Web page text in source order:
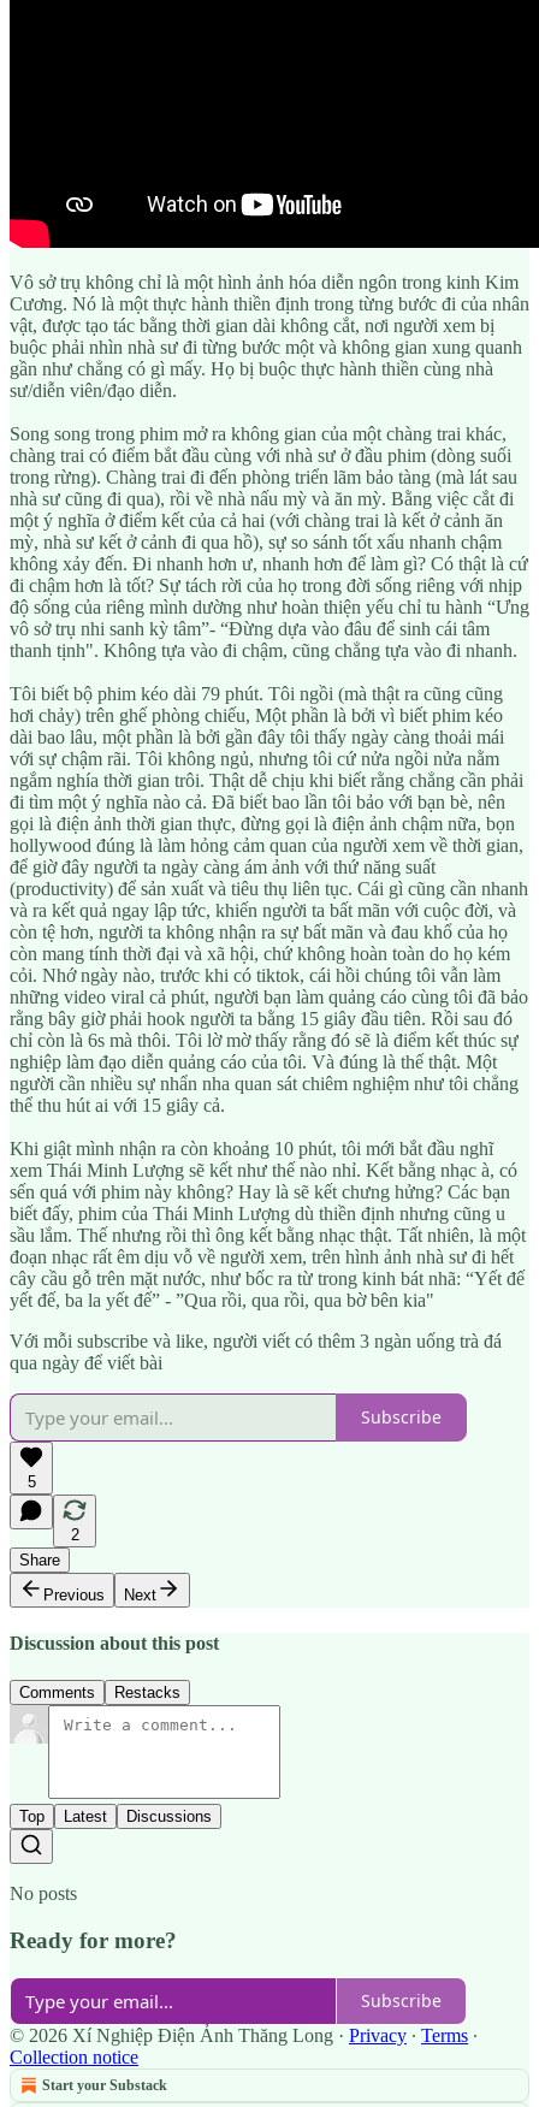
Vô sở trụ không chỉ là một hình ảnh hóa diễn ngôn trong kinh Kim
Cương. Nó là một thực hành thiền định trong từng bước đi của nhân
vật, được tạo tác bằng thời gian dài không cắt, nơi người xem bị
buộc phải nhìn nhà sư đi từng bước một và không gian xung quanh
gần như chẳng có gì mấy. Họ bị buộc thực hành thiền cùng nhà
sư/diễn viên/đạo diễn.
Song song trong phim mở ra không gian của một chàng trai khác,
chàng trai có điểm bắt đầu cùng với nhà sư ở đầu phim (dòng suối
trong rừng). Chàng trai đi đến phòng triển lãm bảo tàng (mà lát sau
nhà sư cũng đi qua), rồi về nhà nấu mỳ và ăn mỳ. Bằng việc cắt đi
một ý nghĩa ở điểm kết của cả hai (với chàng trai là kết ở cảnh ăn
mỳ, nhà sư kết ở cảnh đi qua hồ), sự so sánh tốt xấu nhanh chậm
không xảy đến. Đi nhanh hơn ư, nhanh hơn để làm gì? Có thật là cứ
đi chậm hơn là tốt? Sự tách rời của họ trong đời sống riêng với nhịp
độ sống của riêng mình dường như hoàn thiện yếu chỉ tu hành “Ưng
vô sở trụ nhi sanh kỳ tâm”- “Đừng dựa vào đâu để sinh cái tâm
thanh tịnh". Không tựa vào đi chậm, cũng chẳng tựa vào đi nhanh.
Tôi biết bộ phim kéo dài 79 phút. Tôi ngồi (mà thật ra cũng cũng
hơi chảy) trên ghế phòng chiếu, Một phần là bởi vì biết phim kéo
dài bao lâu, một phần là bởi gần đây tôi thấy ngày càng thoải mái
với sự chậm rãi. Tôi không ngủ, nhưng tôi cứ nửa ngồi nửa nằm
ngắm nghía thời gian trôi. Thật dễ chịu khi biết rằng chẳng cần phải
đi tìm một ý nghĩa nào cả. Đã biết bao lần tôi bảo với bạn bè, nên
gọi là điện ảnh thời gian thực, đừng gọi là điện ảnh chậm nữa, bọn
hollywood đúng là làm hỏng cảm quan của người xem về thời gian,
để giờ đây người ta ngày càng ám ảnh với thứ năng suất
(productivity) để sản xuất và tiêu thụ liên tục. Cái gì cũng cần nhanh
và ra kết quả ngay lập tức, khiến người ta bất mãn với cuộc đời, và
còn tệ hơn, người ta không nhận ra sự bất mãn và đau khổ của họ
còn mang tính thời đại và xã hội, chứ không hoàn toàn do họ kém
cỏi. Nhớ ngày nào, trước khi có tiktok, cái hồi chúng tôi vẫn làm
những video viral cả phút, người bạn làm quảng cáo cùng tôi đã bảo
rằng bây giờ phải hook người ta bằng 15 giây đầu tiên. Rồi sau đó
chỉ còn là 6s mà thôi. Tôi lờ mờ thấy rằng đó sẽ là điểm kết thúc sự
nghiệp làm đạo diễn quảng cáo của tôi. Và đúng là thế thật. Một
người cần nhiều sự nhẩn nha quan sát chiêm nghiệm như tôi chẳng
thể thu hút ai với 15 giây cả.
Khi giật mình nhận ra còn khoảng 10 phút, tôi mới bắt đầu nghĩ
xem Thái Minh Lượng sẽ kết như thế nào nhỉ. Kết bằng nhạc à, có
sến quá với phim này không? Hay là sẽ kết chưng hửng? Các bạn
biết đấy, phim của Thái Minh Lượng dù thiền định nhưng cũng u
sầu lắm. Thế nhưng rồi thì ông kết bằng nhạc thật. Tất nhiên, là một
đoạn nhạc rất êm dịu vỗ về người xem, trên hình ảnh nhà sư đi hết
cây cầu gỗ trên mặt nước, như bốc ra từ trong kinh bát nhã: “Yết đế
yết đế, ba la yết đế” - ”Qua rồi, qua rồi, qua bờ bên kia"
Với mỗi subscribe và like, người viết có thêm 3 ngàn uống trà đá
qua ngày để viết bài
Subscribe
5
2
Share
Previous
Next
Discussion about this post
Comments Restacks
Top Latest Discussions
No posts
Ready for more?
Subscribe
© 2026 Xí Nghiệp Điện Ảnh Thăng Long · Privacy ∙ Terms ∙
Collection notice
Start your Substack